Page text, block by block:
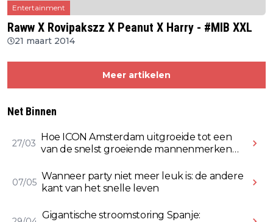
Entertainment
Raww X Rovipakszz X Peanut X Harry - #MIB XXL
21 maart 2014
Meer artikelen
Net Binnen
27/03
Hoe ICON Amsterdam uitgroeide tot een
van de snelst groeiende mannenmerken
07/05
Wanneer party niet meer leuk is: de andere
kant van het snelle leven
Gigantische stroomstoring Spanje: